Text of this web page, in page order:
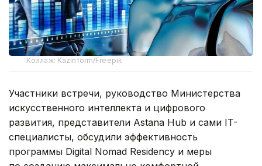
Коллаж: Kazinform/Freepik
Участники встречи, руководство Министерства
искусственного интеллекта и цифрового
развития, представители Astana Hub и сами IT-
специалисты, обсудили эффективность
программы Digital Nomad Residency и меры